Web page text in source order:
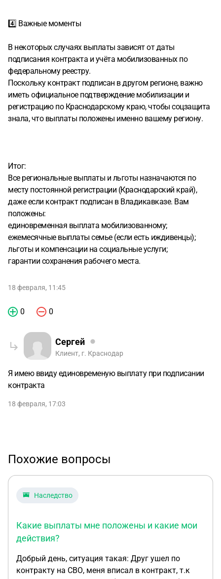
4️⃣ Важные моменты
В некоторых случаях выплаты зависят от даты
подписания контракта и учёта мобилизованных по
федеральному реестру.
Поскольку контракт подписан в другом регионе, важно
иметь официальное подтверждение мобилизации и
регистрацию по Краснодарскому краю, чтобы соцзащита
знала, что выплаты положены именно вашему региону.
Итог:
Все региональные выплаты и льготы назначаются по
месту постоянной регистрации (Краснодарский край),
даже если контракт подписан в Владикавказе. Вам
положены:
единовременная выплата мобилизованному;
ежемесячные выплаты семье (если есть иждивенцы);
льготы и компенсации на социальные услуги;
гарантии сохранения рабочего места.
18 февраля, 11:45
0 0
Сергей
Клиент, г. Краснодар
Я имею ввиду единовременую выплату при подписании
контракта
18 февраля, 17:03
Похожие вопросы
Наследство
Какие выплаты мне положены и какие мои
действия?
Добрый день, ситуация такая: Друг ушел по
контракту на СВО, меня вписал в контракт, т.к